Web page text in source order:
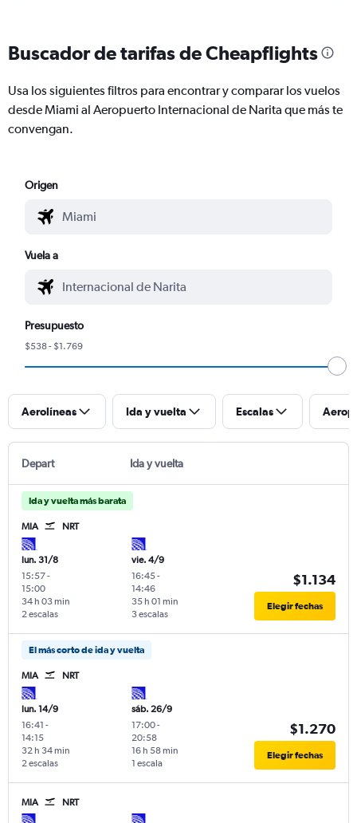
Buscador de tarifas de Cheapflights
Usa los siguientes filtros para encontrar y comparar los vuelos
desde Miami al Aeropuerto Internacional de Narita que más te
convengan.
Origen
Vuela a
Presupuesto
$538 - $1.769
Aerolíneas Ida y vuelta Escalas
Depart Ida y vuelta
Ida y vuelta más barata
MIA NRT
lun. 31/8
15:57-
15:00
2 escalas
34 h 03 min
vie. 4/9
16:45-
14:46
3 escalas
35 h 01 min
$1.134
Elegir fechas
El más corto de ida y vuelta
MIA NRT
lun. 14/9
16:41 -
14:15
2 escalas
32 h 34 min
sáb. 26/9
17:00-
20:58
1 escala
16 h 58 min
$1.270
Elegir fechas
MIA NRT